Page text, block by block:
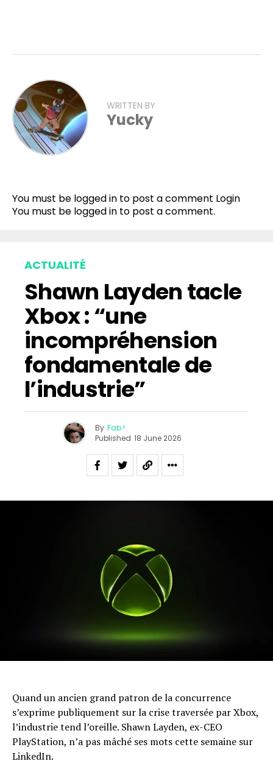
WRITTEN BY
Yucky
You must be logged in to post a comment Login
You must be logged in to post a comment.
ACTUALITÉ
Shawn Layden tacle
Xbox : “une
incompréhension
fondamentale de
l’industrie”
By Fab !
Published 18 June 2026
Quand un ancien grand patron de la concurrence
s’exprime publiquement sur la crise traversée par Xbox,
l’industrie tend l’oreille. Shawn Layden, ex-CEO
PlayStation, n’a pas mâché ses mots cette semaine sur
LinkedIn.
Pinterest